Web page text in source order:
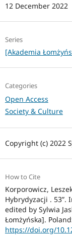
12 December 2022
Series
[Akademia
Categories
Open Access
Society & Culture
Copyright (c) 2022
How to Cite
Korporowicz,
Hybrydyzacji . 53”.
edited by Sylwia
Łomżyńska].
https://doi.org/